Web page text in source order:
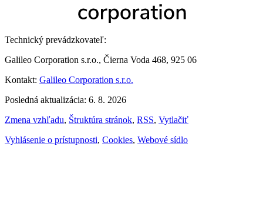
Technický prevádzkovateľ:
Galileo Corporation s.r.o., Čierna Voda 468, 925 06
Kontakt: Galileo Corporation s.r.o.
Posledná aktualizácia: 6. 8. 2026
Zmena vzhľadu, Štruktúra stránok, RSS, Vytlačiť
Vyhlásenie o prístupnosti, Cookies, Webové sídlo